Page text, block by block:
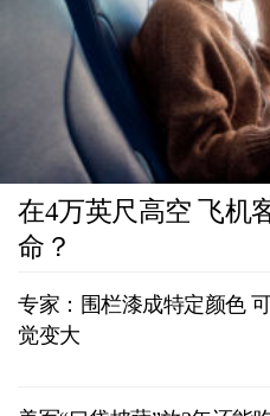
在4万英尺高空 飞机
命？
专家：围栏漆成特定颜色
觉变大